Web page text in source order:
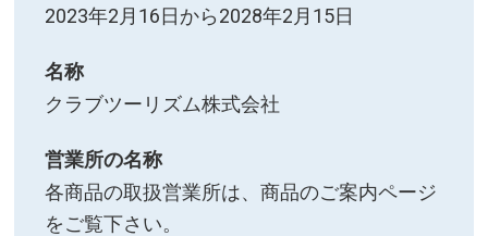
2023年2月16日から2028年2月15日
名称
クラブツーリズム株式会社
営業所の名称
各商品の取扱営業所は、商品のご案内ページ
をご覧下さい。